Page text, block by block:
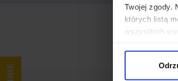
Twojej zgody.
których listą
wszystkich